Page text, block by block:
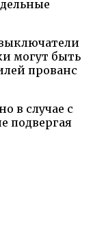
могут быть
прованс
в случае с
подвергая